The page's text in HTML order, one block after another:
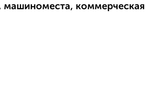
коммерческая